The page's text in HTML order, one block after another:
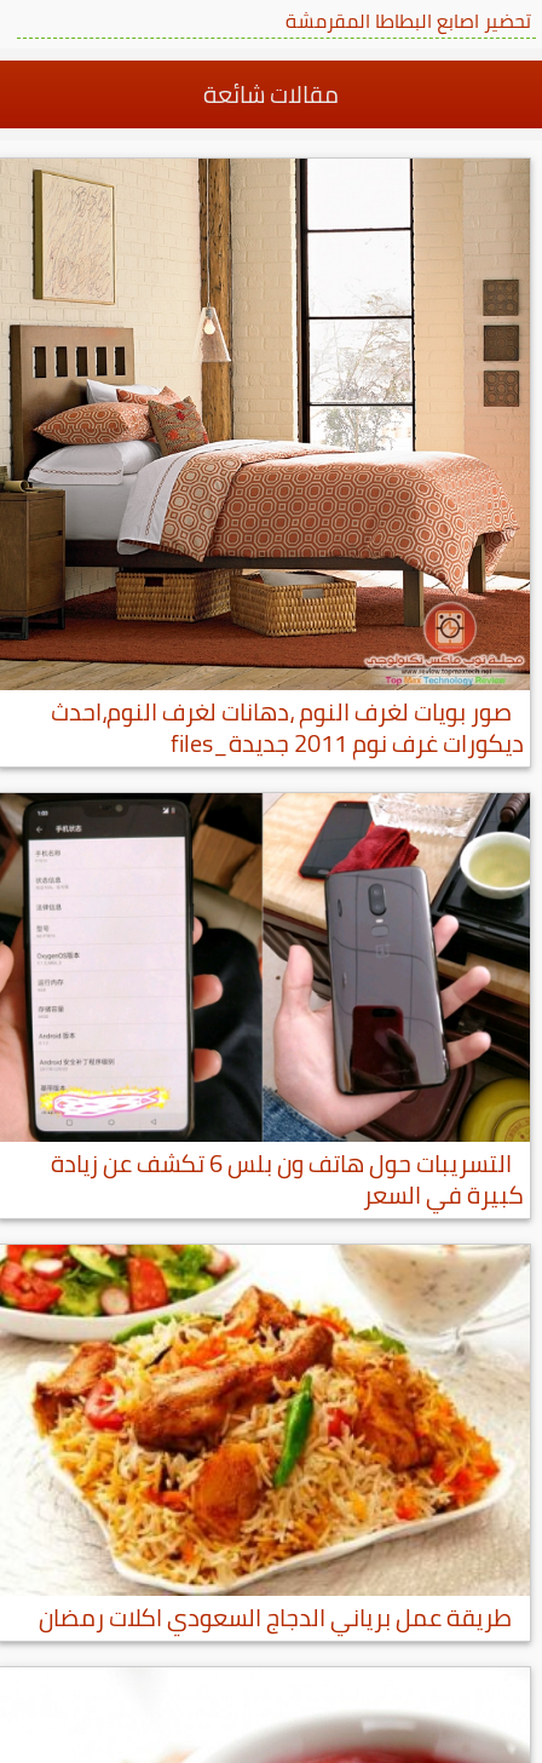
تحضير اصابع البطاطا المقرمشة
مقالات شائعة
صور بويات لغرف النوم ،دهانات لغرف النوم،احدث
ديكورات غرف نوم 2011 جديدة_files
التسريبات حول هاتف ون بلس 6 تكشف عن زيادة
كبيرة في السعر
طريقة عمل برياني الدجاج السعودي اكلات رمضان